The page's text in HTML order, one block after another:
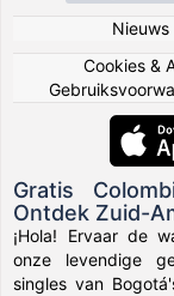
Nieuws|
Cookies &
Gratis
Ontdek Zuid-
¡Hola! Ervaar de
onze levendige
singles van